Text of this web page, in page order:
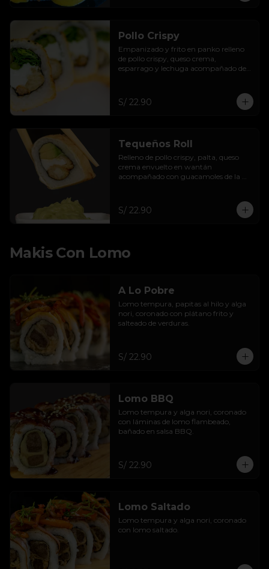
Pollo Crispy
Empanizado y frito en panko relleno
de pollo crispy, queso crema,
esparrago y lechuga acompañado de
S/ 22.90
Tequeños Roll
Relleno de pollo crispy, palta, queso
crema envuelto en wantán
acompañado con guacamoles de la
S/ 22.90
Makis Con Lomo
A Lo Pobre
Lomo tempura, papitas al hilo y alga
nori, coronado con plátano frito y
salteado de verduras.
S/ 22.90
Lomo BBQ
Lomo tempura y alga nori, coronado
con láminas de lomo flambeado,
bañado en salsa BBQ.
S/ 22.90
Lomo Saltado
Lomo tempura y alga nori, coronado
con lomo saltado.